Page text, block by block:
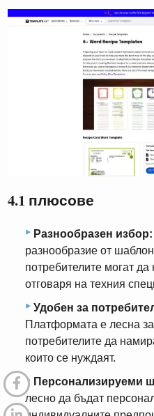
4.1 плюсове
Разнообразен избор:
разнообразие от
потребителите могат да
отговаря на техния
Удобен за
Платформата е лесна
потребителите да
които се нуждаят.
Персонализируеми
лесно да бъдат